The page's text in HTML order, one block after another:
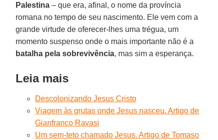
Palestina – que era, afinal, o nome da província
romana no tempo de seu nascimento. Ele vem com a
grande virtude de oferecer-lhes uma trégua, um
momento suspenso onde o mais importante não é a
batalha pela sobrevivência, mas sim a esperança.
Leia mais
Descolonizando Jesus Cristo
Viagem às grutas onde Jesus nasceu. Artigo de
Gianfranco Ravasi
Um sem-teto chamado Jesus. Artigo de Tomaso